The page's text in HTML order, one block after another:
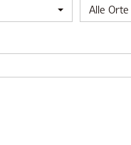
Alle Orte